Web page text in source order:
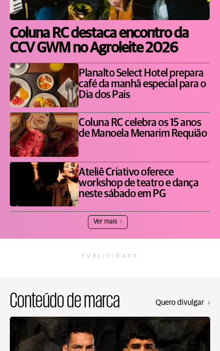
Coluna RC destaca encontro da
CCV GWM no Agroleite 2026
Planalto Select Hotel prepara
café da manhã especial para o
Dia dos Pais
Coluna RC celebra os 15 anos
de Manoela Menarim Requião
Ateliê Criativo oferece
workshop de teatro e dança
neste sábado em PG
Ver mais
PUBLICIDADE
Conteúdo de marca Quero divulgar